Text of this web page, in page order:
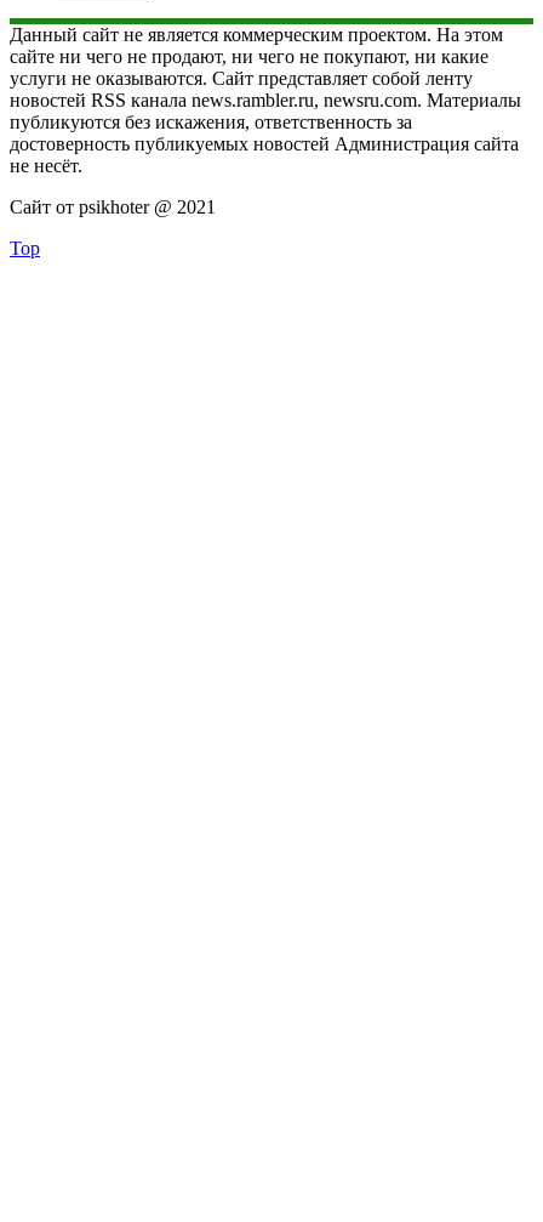
Данный сайт не является коммерческим проектом. На этом
сайте ни чего не продают, ни чего не покупают, ни какие
услуги не оказываются. Сайт представляет собой ленту
новостей RSS канала news.rambler.ru, newsru.com. Материалы
публикуются без искажения, ответственность за
достоверность публикуемых новостей Администрация сайта
не несёт.
Сайт от psikhoter @ 2021
Top